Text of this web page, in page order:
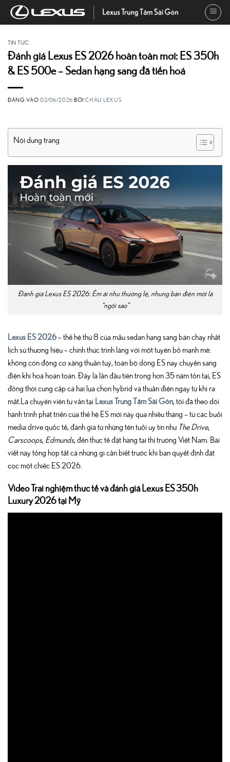
dungTIN TỨC
Đánh giá Lexus ES 2026 hoàn toàn mới: ES 350h
& ES 500e – Sedan hạng sang đã tiến hoá
ĐĂNG VÀO02/06/2026 BỞICHÂU LEXUS
Nội dung trang
Đánh giá Lexus ES 2026: Êm ái như thường lệ, nhưng bản điện mới là
“ngôi sao”
Lexus ES 2026– thế hệ thứ 8 của mẫu sedan hạng sang bán chạy nhất
lịch sử thương hiệu – chính thức trình làng với một tuyên bố mạnh mẽ:
không còn động cơ xăng thuần tuý, toàn bộ dòng ES nay chuyển sang
điện khí hoá hoàn toàn. Đây là lần đầu tiên trong hơn 35 năm tồn tại, ES
đồng thời cung cấp cả hai lựa chọn hybrid và thuần điện ngay từ khi ra
mắt.Là chuyên viên tư vấn tại Lexus Trung Tâm Sài Gòn, tôi đã theo dõi
hành trình phát triển của thế hệ ES mới này qua nhiều tháng – từ các buổi
media drive quốc tế, đánh giá từ những tên tuổi uy tín như The Drive,
Carscoops, Edmunds, đến thực tế đặt hàng tại thị trường Việt Nam. Bài
viết này tổng hợp tất cả những gì cần biết trước khi bạn quyết định đặt
cọc một chiếc ES 2026.
Video Trải nghiệm thực tế và đánh giá Lexus ES 350h
Luxury 2026 tại Mỹ